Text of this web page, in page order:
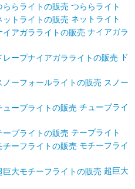
つららライト
ネットライト
ナイアガラ
ド
スノー
チューブライ
テープライト
モチーフライ
超巨大